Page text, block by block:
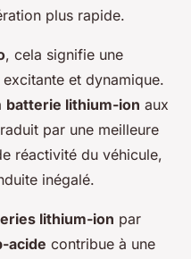
plus rapide.
, cela signifie une
et dynamique.
batterie lithium-ion aux
par une meilleure
réactivité du véhicule,
inégalé.
lithium-ion par
acide contribue à une